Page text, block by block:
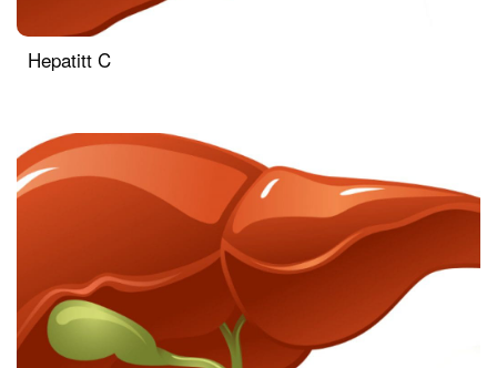
Hepatitt C